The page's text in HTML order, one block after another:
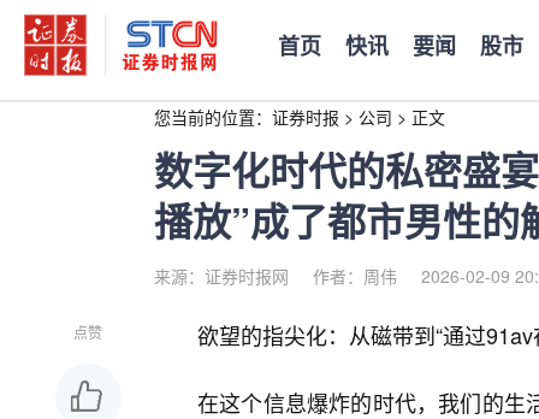
首页 快讯 要闻 股市
您当前的位置： 证券时报 > 公司 > 正文
数字化时代的私密盛
播放”成了都市男性的
来源：证券时报网 作者：周伟 2026-02-09
点赞 欲望的指尖化：从磁带到“通过
在这个信息爆炸的时代，我们的生